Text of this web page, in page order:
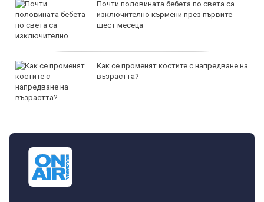
Почти половината бебета по света са
изключително кърмени през първите
шест месеца
Как се променят костите с напредване на
възрастта?